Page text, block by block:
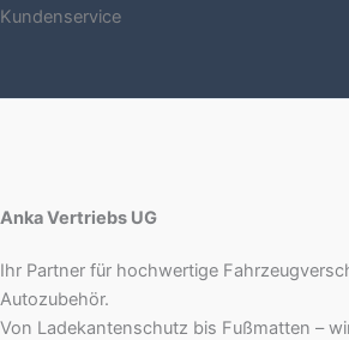
Kundenservice
Anka Vertriebs UG
Ihr Partner für hochwertige
Autozubehör.
Von Ladekantenschutz bis Fußmatten –